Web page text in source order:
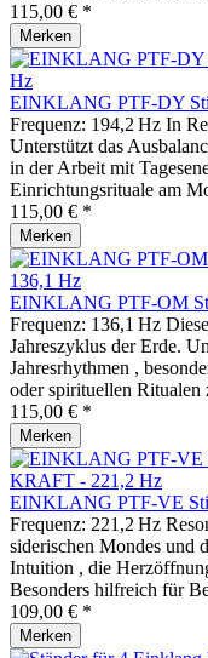
115,00 € *
Merken
EINKLANG PTF-DY
Frequenz: 194,2 Hz In
Unterstützt das
in der Arbeit mit
Einrichtungsrituale am
115,00 € *
Merken
EINKLANG PTF-OM
Frequenz: 136,1 Hz
Jahreszyklus der Erde.
Jahresrhythmen ,
oder spirituellen Ritualen
115,00 € *
Merken
EINKLANG PTF-VE
Frequenz: 221,2 Hz
siderischen Mondes und
Intuition , die
Besonders hilfreich für
109,00 € *
Merken